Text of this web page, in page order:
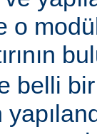
o
bir